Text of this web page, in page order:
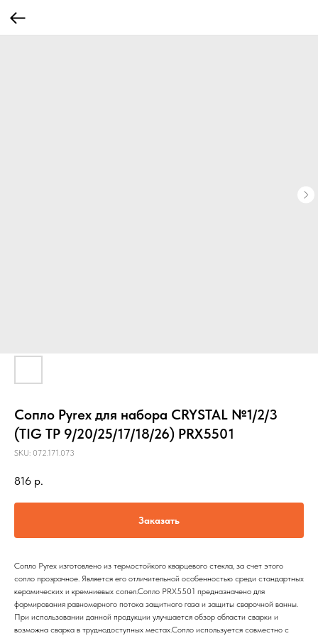
Сопло Pyrex для набора CRYSTAL №1/2/3
(TIG TP 9/20/25/17/18/26) PRX5501
SKU: 072.171.073
816 р.
Заказать
Сопло Pyrex изготовлено из термостойкого кварцевого стекла, за счет этого
сопло прозрачное. Является его отличительной особенностью среди стандартных
керамических и кремниевых сопел.Сопло PRX5501 предназначено для
формирования равномерного потока защитного газа и защиты сварочной ванны.
При использовании данной продукции улучшается обзор области сварки и
возможна сварка в труднодоступных местах.Сопло используется совместно с